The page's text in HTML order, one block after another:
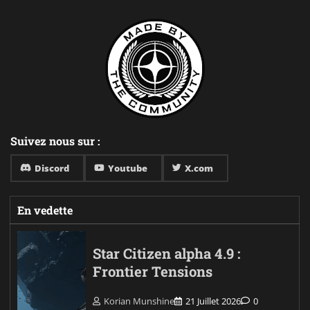
Suivez nous sur :
Discord Youtube X.com
En vedette
Star Citizen alpha 4.9 :
Frontier Tensions
Korian Munshine 21 Juillet 2026 0